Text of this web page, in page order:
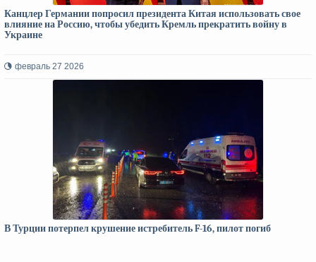
Канцлер Германии попросил президента Китая использовать свое
влияние на Россию, чтобы убедить Кремль прекратить войну в
Украине
февраль 27 2026
В Турции потерпел крушение истребитель F-16, пилот погиб